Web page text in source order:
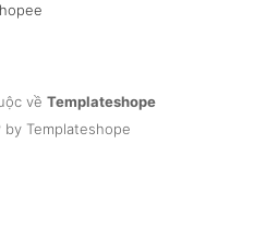
về Templateshope
Templateshope